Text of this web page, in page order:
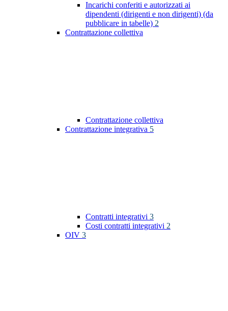
Incarichi conferiti e autorizzati ai
dipendenti (dirigenti e non dirigenti) (da
pubblicare in tabelle) 2
Contrattazione collettiva
Contrattazione collettiva
Contrattazione integrativa 5
Contratti integrativi 3
Costi contratti integrativi 2
OIV 3